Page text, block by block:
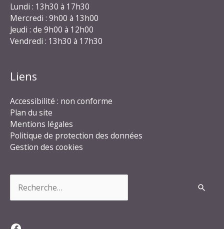
Lundi : 13h30 à 17h30
Mercredi : 9h00 à 13h00
Jeudi : de 9h00 à 12h00
Vendredi : 13h30 à 17h30
Liens
Accessibilité : non conforme
Plan du site
Mentions légales
Politique de protection des données
Gestion des cookies